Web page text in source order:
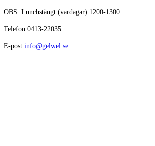
OBS: Lunchstängt (vardagar) 1200-1300
Telefon 0413-22035
E-post info@gelwel.se